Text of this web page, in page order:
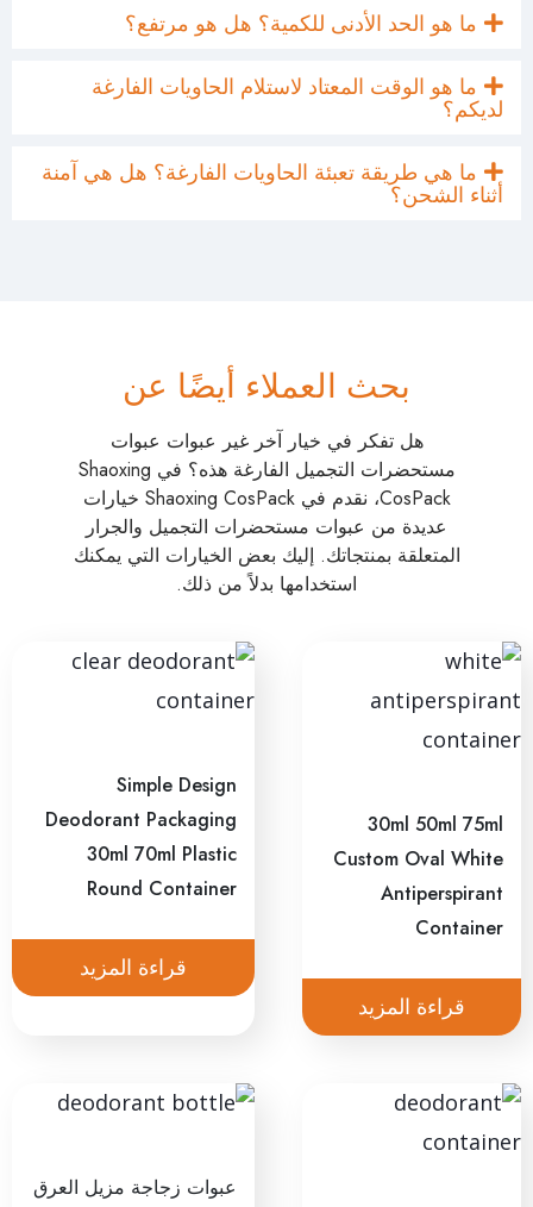
ما هو الحد الأدنى للكمية؟ هل هو مرتفع؟
ما هو الوقت المعتاد لاستلام الحاويات الفارغة
لديكم؟
ما هي طريقة تعبئة الحاويات الفارغة؟ هل هي آمنة
أثناء الشحن؟
بحث العملاء أيضًا عن
هل تفكر في خيار آخر غير عبوات عبوات
مستحضرات التجميل الفارغة هذه؟ في Shaoxing
CosPack، نقدم في Shaoxing CosPack خيارات
عديدة من عبوات مستحضرات التجميل والجرار
المتعلقة بمنتجاتك. إليك بعض الخيارات التي يمكنك
استخدامها بدلاً من ذلك.
30ml 50ml 75ml
Custom Oval White
Antiperspirant
Container
قراءة المزيد
Simple Design
Deodorant Packaging
30ml 70ml Plastic
Round Container
قراءة المزيد
عبوات زجاجة مزيل العرق